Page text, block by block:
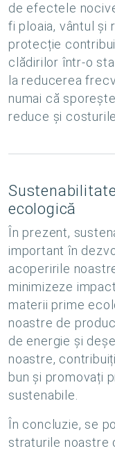
de efectele
fi ploaia, vântul și
protecție
clădirilor într-o
la reducerea
numai că
reduce și
ecologică
În prezent,
important în
acoperirile
minimizeze
materii prime
noastre de
de energie și
noastre,
bun și promovați
sustenabile.
În concluzie, se
straturile noastre